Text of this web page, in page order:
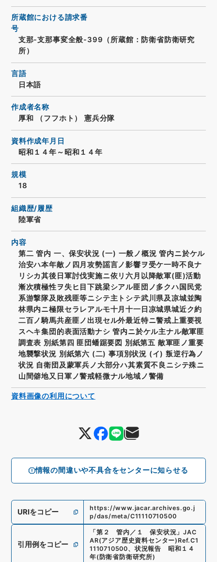
情報の間違いや不具合をセンターに知らせる
所蔵館における請求番
号
支那-支那事変全般-399（所蔵館：防衛省防衛研究
所）
言語
日本語
作成者名称
厚和 （フフホト） 憲兵分隊
資料作成年月日
昭和１４年～昭和１４年
規模
18
組織歴/履歴
陸軍省
内容
第二 管内 一、保安状況 (一) 一般ノ概況 管内ニ於ケル
治安ハ本年敵ノ四月攻勢謡言ノ影響ヲ受ケ一時不良ナ
リシカ其後日軍討伐実施ニ依リ六月以降敵軍(匪)活動
漸次積極性ヲ失ヒ目下跳梁シアル匪団ノ多クハ国民党
系游撃隊及敗残匪等ニシテ主トシテ武川県及凉城並陶
林県内ニ極限セラレアルモ十月十一日凉城県城近ク約
二百ノ騎馬共産匪ノ出現セル外最近特ニ警戒上重要視
スヘキ集団的表面活動ナシ 管内ニ於ケル主ナル敵軍匪
調査表 別紙第四 匪団蟠踞要図 別紙第五 敵軍匪ノ重要
地襲撃状況 別紙第六 (二) 事項別状況 (イ) 叛逆行為ノ
状況 自衛団及蒙軍兵ノ大部分ハ其素質不良ニシテ殊ニ
山間僻地又日軍ノ警戒軽微ナル地域ノ警備
URIをコピー
https://www.jacar.archives.go.j
p/das/meta/C11110710500
引用例をコピー
「 第２ 管内／１ 保安状況 」JAC
AR(アジア歴史資料センター) Ref.C1
1110710500、状況報告 昭和１４
年( 防衛省防衛研究所)
資料画像の利用について